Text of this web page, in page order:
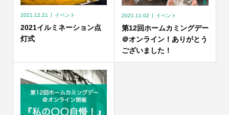
2021.12.21 イベント
2021イルミネーション点
灯式
2021.11.02 イベント
第12回ホームカミングデー
＠オンライン！ありがとう
ございました！